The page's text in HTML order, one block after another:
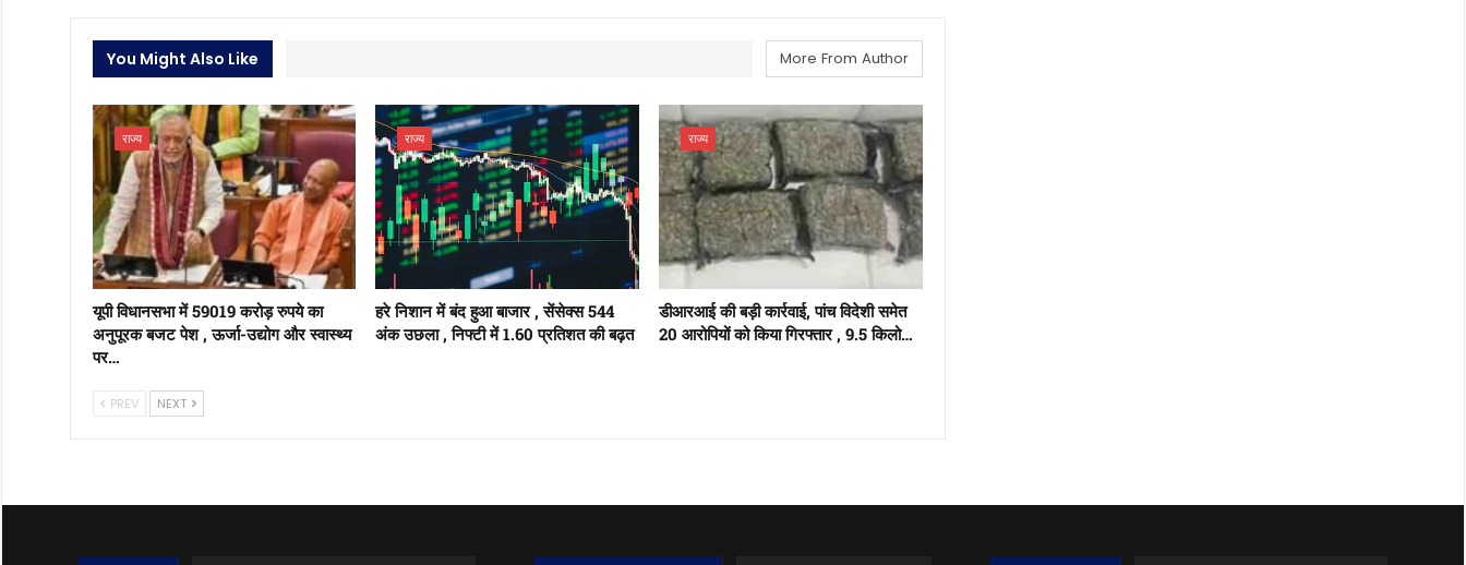
You Might Also Like More From Author
राज्य
यूपी विधानसभा में 59019 करोड़ रुपये का
अनुपूरक बजट पेश , ऊर्जा-उद्योग और स्वास्थ्य
पर…
राज्य
हरे निशान में बंद हुआ बाजार , सेंसेक्स 544
अंक उछला , निफ्टी में 1.60 प्रतिशत की बढ़त
राज्य
डीआरआई की बड़ी कार्रवाई, पांच विदेशी समेत
20 आरोपियों को किया गिरफ्तार , 9.5 किलो…
PREV NEXT